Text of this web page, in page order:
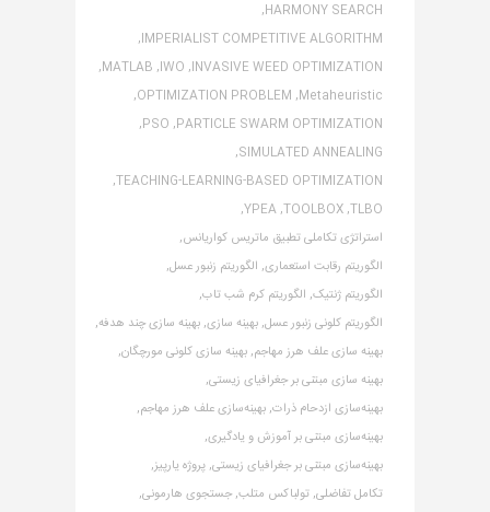
HARMONY SEARCH,
IMPERIALIST COMPETITIVE ALGORITHM,
INVASIVE WEED OPTIMIZATION,
IWO,
MATLAB,
Metaheuristic,
OPTIMIZATION PROBLEM,
PARTICLE SWARM OPTIMIZATION,
PSO,
SIMULATED ANNEALING,
TEACHING-LEARNING-BASED OPTIMIZATION,
TLBO,
TOOLBOX,
YPEA,
استراتژی تکاملی تطبیق ماتریس کواریانس,
الگوریتم رقابت استعماری, الگوریتم زنبور عسل,
الگوریتم ژنتیک, الگوریتم کرم شب تاب,
الگوریتم کلونی زنبور عسل,بهینه سازی,بهینه سازی چند هدفه,
بهینه سازی علف هرز مهاجم,بهینه سازی کلونی مورچگان,
بهینه سازی مبتنی بر جغرافیای زیستی,
بهینه‌سازی ازدحام ذرات,بهینه‌سازی علف هرز مهاجم,
بهینه‌سازی مبتنی بر آموزش و یادگیری,
بهینه‌سازی مبتنی بر جغرافیای زیستی,پروژه یارپیز,
تکامل تفاضلی,تولباکس متلب,جستجوی هارمونی,